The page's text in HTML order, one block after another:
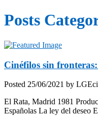
Posts
Cinéfilos sin
Posted 25/06/2021 by
El Rata, Madrid 1981
Españolas La ley del deseo